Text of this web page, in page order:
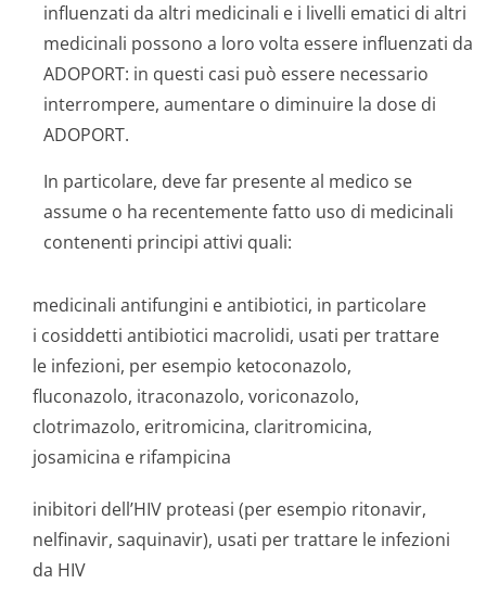
influenzati da altri medicinali e i livelli ematici di altri
medicinali possono a loro volta essere influenzati da
ADOPORT: in questi casi può essere necessario
interrompere, aumentare o diminuire la dose di
ADOPORT.
In particolare, deve far presente al medico se
assume o ha recentemente fatto uso di medicinali
contenenti principi attivi quali:
medicinali antifungini e antibiotici, in particolare
i cosiddetti antibiotici macrolidi, usati per trattare
le infezioni, per esempio ketoconazolo,
fluconazolo, itraconazolo, voriconazolo,
clotrimazolo, eritromicina, claritromicina,
josamicina e rifampicina
inibitori dell’HIV proteasi (per esempio ritonavir,
nelfinavir, saquinavir), usati per trattare le infezioni
da HIV